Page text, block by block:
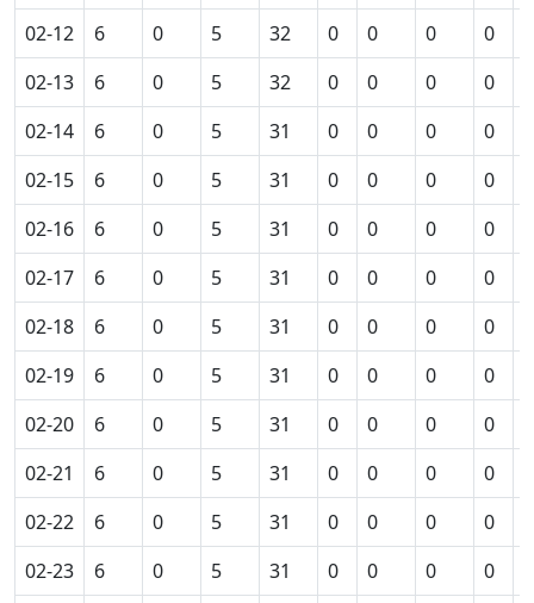
02-12
6 0 5 32 0 0 0 0
02-13
6 0 5 32 0 0 0 0
02-14
6 0 5 31 0 0 0 0
02-15
6 0 5 31 0 0 0 0
02-16
6 0 5 31 0 0 0 0
02-17
6 0 5 31 0 0 0 0
02-18
6 0 5 31 0 0 0 0
02-19
6 0 5 31 0 0 0 0
02-20
6 0 5 31 0 0 0 0
02-21
6 0 5 31 0 0 0 0
02-22
6 0 5 31 0 0 0 0
02-23
6 0 5 31 0 0 0 0